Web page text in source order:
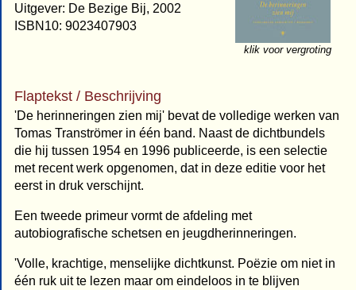
klik voor vergroting
Uitgever: De Bezige Bij, 2002
ISBN10: 9023407903
Flaptekst / Beschrijving
'De herinneringen zien mij' bevat de volledige werken van
Tomas Tranströmer in één band. Naast de dichtbundels
die hij tussen 1954 en 1996 publiceerde, is een selectie
met recent werk opgenomen, dat in deze editie voor het
eerst in druk verschijnt.
Een tweede primeur vormt de afdeling met
autobiografische schetsen en jeugdherinneringen.
'Volle, krachtige, menselijke dichtkunst. Poëzie om niet in
één ruk uit te lezen maar om eindeloos in te blijven